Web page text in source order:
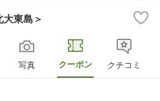
東島＞
写真 クーポン クチコミ